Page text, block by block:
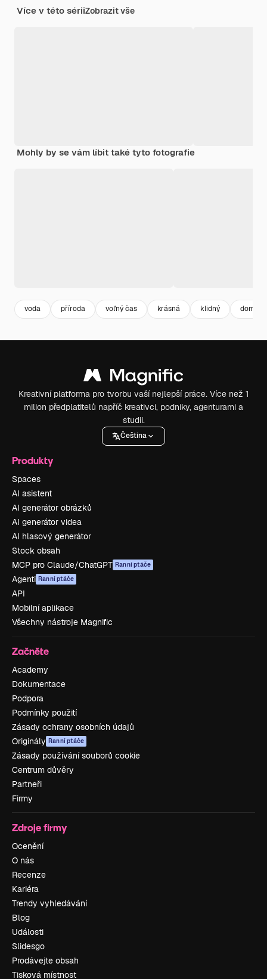
Více v této sériiZobrazit vše
Mohly by se vám líbit také tyto fotografie
voda příroda voľný čas krásná klidný domek
Kreativní platforma pro tvorbu vaší nejlepší práce. Více než 1
milion předplatitelů napříč kreativci, podniky, agenturami a
studii.
Čeština
Produkty
Spaces
AI asistent
AI generátor obrázků
AI generátor videa
AI hlasový generátor
Stock obsah
MCP pro Claude/ChatGPT Ranní ptáče
Agenti Ranní ptáče
API
Mobilní aplikace
Všechny nástroje Magnific
Začněte
Academy
Dokumentace
Podpora
Podmínky použití
Zásady ochrany osobních údajů
Originály Ranní ptáče
Zásady používání souborů cookie
Centrum důvěry
Partneři
Firmy
Zdroje firmy
Ocenění
O nás
Recenze
Kariéra
Trendy vyhledávání
Blog
Události
Slidesgo
Prodávejte obsah
Tisková místnost